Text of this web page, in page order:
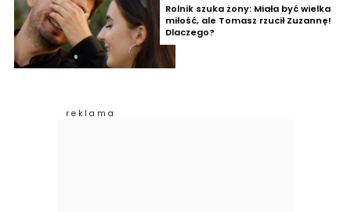
Rolnik szuka żony: Miała być wielka
miłość, ale Tomasz rzucił Zuzannę!
Dlaczego?